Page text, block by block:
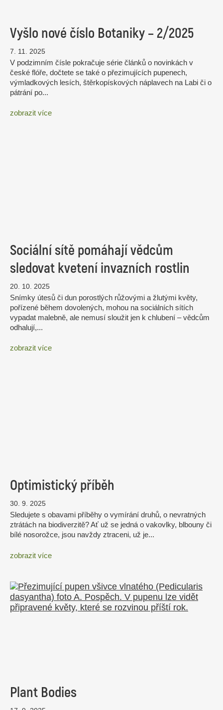
Vyšlo nové číslo Botaniky – 2/2025
7. 11. 2025
V podzimním čísle pokračuje série článků o novinkách v
české flóře, dočtete se také o přezimujících pupenech,
výmladkových lesích, štěrkopískových náplavech na Labi či o
pátrání po...
zobrazit více
Sociální sítě pomáhají vědcům
sledovat kvetení invazních rostlin
20. 10. 2025
Snímky útesů či dun porostlých růžovými a žlutými květy,
pořízené během dovolených, mohou na sociálních sítích
vypadat malebně, ale nemusí sloužit jen k chlubení – vědcům
odhalují,...
zobrazit více
Optimistický příběh
30. 9. 2025
Sledujete s obavami příběhy o vymírání druhů, o nevratných
ztrátách na biodiverzitě? Ať už se jedná o vakovlky, blbouny či
bílé nosorožce, jsou navždy ztraceni, už je...
zobrazit více
Plant Bodies